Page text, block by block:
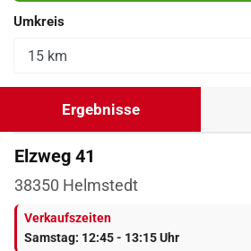
Umkreis
Ergebnisse
Elzweg 41
38350 Helmstedt
Verkaufszeiten
Samstag: 12:45 - 13:15 Uhr